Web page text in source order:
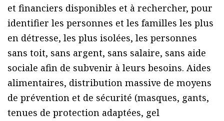
et financiers disponibles et à rechercher, pour
identifier les personnes et les familles les plus
en détresse, les plus isolées, les personnes
sans toit, sans argent, sans salaire, sans aide
sociale afin de subvenir à leurs besoins. Aides
alimentaires, distribution massive de moyens
de prévention et de sécurité (masques, gants,
tenues de protection adaptées, gel